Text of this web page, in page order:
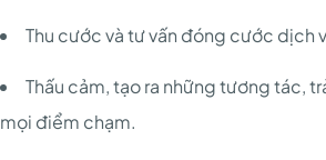
Thu cước và tư vấn đóng cước dịch
Thấu cảm, tạo ra những tương tác,
mọi điểm chạm.